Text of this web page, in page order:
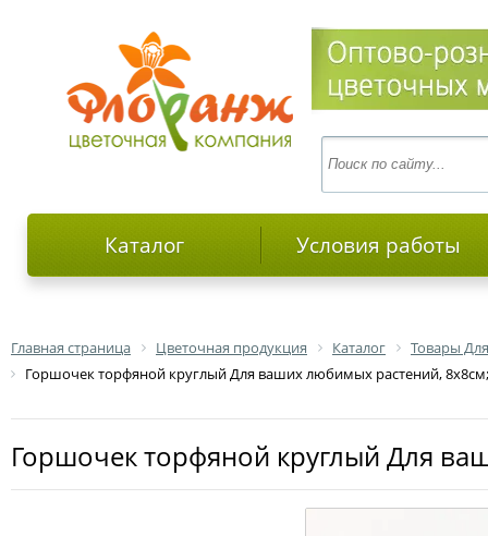
Каталог Условия работы
Главная страница Цветочная продукция Каталог
Товары
Горшочек торфяной круглый Для ваших любимых растений,
Горшочек торфяной круглый Для